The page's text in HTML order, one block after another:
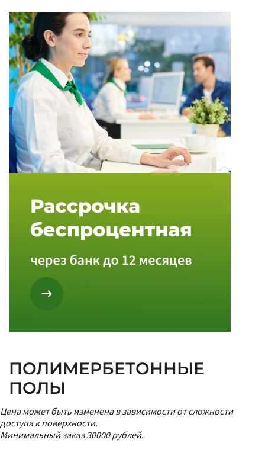
ПОЛИМЕРБЕТОННЫЕ
ПОЛЫ
Цена может быть изменена в зависимости от сложности
доступа к поверхности.
Минимальный заказ 30000 рублей.